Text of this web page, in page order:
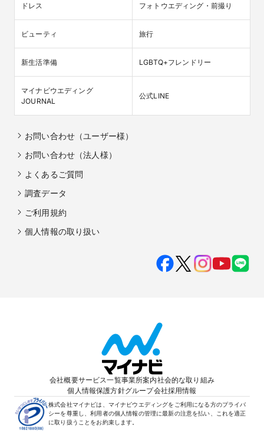
ドレス フォトウエディング・前撮り
ビューティ 旅行
新生活準備 LGBTQ+フレンドリー
マイナビウエディング
JOURNAL
公式LINE
お問い合わせ（ユーザー様）
お問い合わせ（法人様）
よくあるご質問
調査データ
ご利用規約
個人情報の取り扱い
会社概要サービス一覧事業所案内社会的な取り組み
個人情報保護方針グループ会社採用情報
株式会社マイナビは、マイナビウエディングをご利用になる方のプライバ
シーを尊重し、利用者の個人情報の管理に最新の注意を払い、これを適正
に取り扱うことをお約束します。